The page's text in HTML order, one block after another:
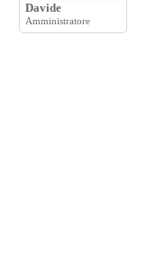
Davide
Amministratore